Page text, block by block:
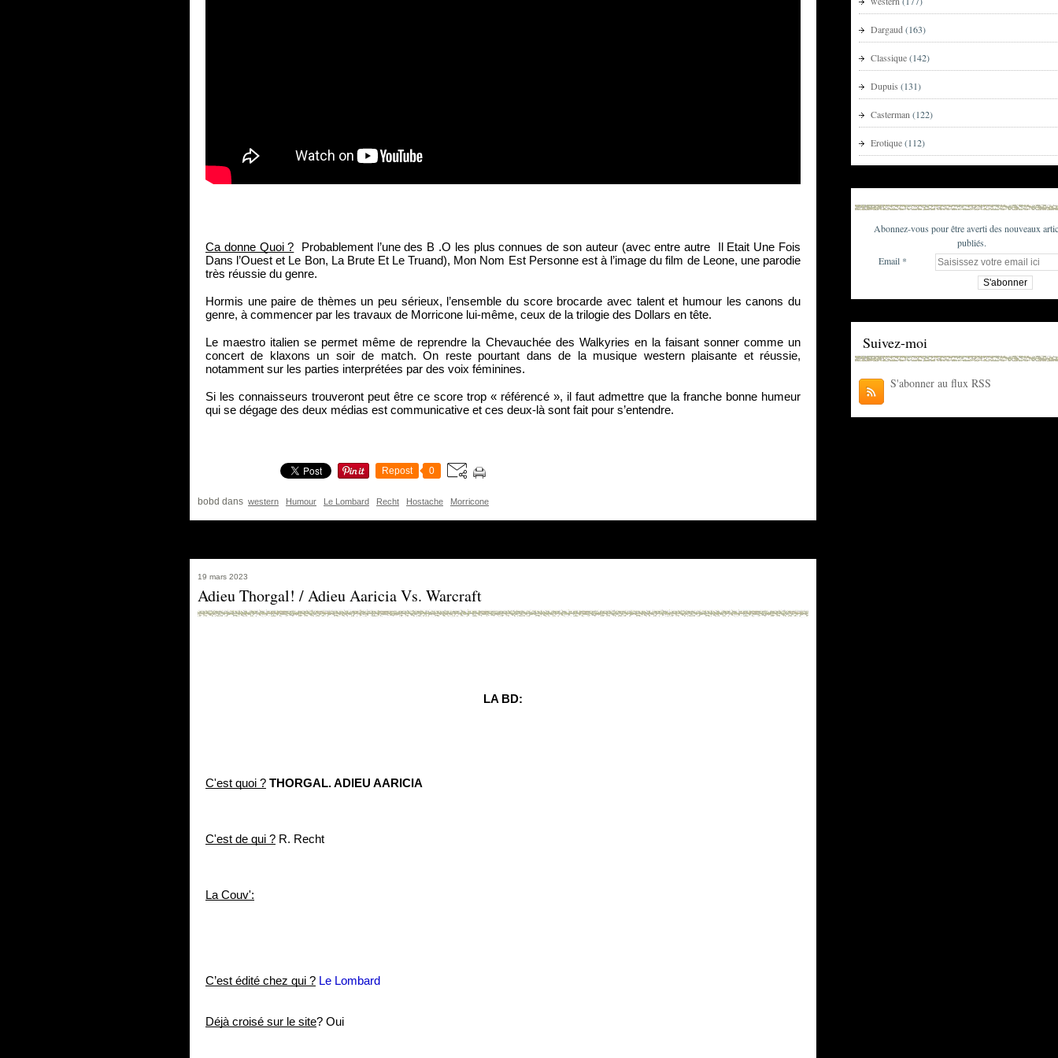
Ca donne Quoi ? Probablement l’une des B .O les plus connues de son auteur (avec entre autre  Il Etait Une Fois
Dans l’Ouest et Le Bon, La Brute Et Le Truand), Mon Nom Est Personne est à l’image du film de Leone, une parodie
très réussie du genre.
Hormis une paire de thèmes un peu sérieux, l’ensemble du score brocarde avec talent et humour les canons du
genre, à commencer par les travaux de Morricone lui-même, ceux de la trilogie des Dollars en tête.
Le maestro italien se permet même de reprendre la Chevauchée des Walkyries en la faisant sonner comme un
concert de klaxons un soir de match. On reste pourtant dans de la musique western plaisante et réussie,
notamment sur les parties interprétées par des voix féminines.
Si les connaisseurs trouveront peut être ce score trop « référencé », il faut admettre que la franche bonne humeur
qui se dégage des deux médias est communicative et ces deux-là sont fait pour s’entendre.
Repost 0
bobd dans western Humour Le Lombard Recht Hostache Morricone
19 mars 2023
Adieu Thorgal! / Adieu Aaricia Vs. Warcraft
LA BD:
C'est quoi ? THORGAL. ADIEU AARICIA
C'est de qui ? R. Recht
La Couv':
C’est édité chez qui ? Le Lombard
Déjà croisé sur le site? Oui
Dargaud (163)
Classique(142)
Dupuis (131)
Casterman (122)
Erotique(112)
Abonnez-vous pour être averti des nouveaux
publiés.
Email
Suivez-moi
S'abonner au flux RSS